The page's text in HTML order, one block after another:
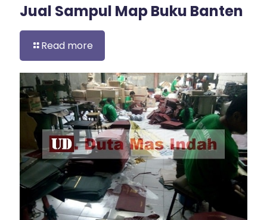
Jual Sampul Map Buku Banten
Read more